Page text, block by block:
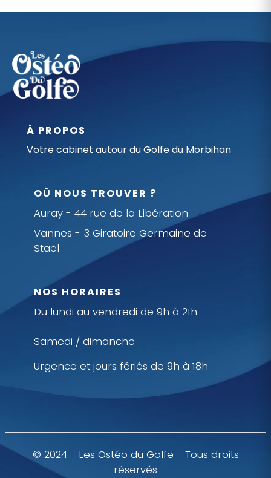
À PROPOS
Votre cabinet autour du Golfe du Morbihan
OÙ NOUS TROUVER ?
Auray - 44 rue de la Libération
Vannes - 3 Giratoire Germaine de
Staël
NOS HORAIRES
Du lundi au vendredi de 9h à 21h
Samedi / dimanche
Urgence et jours fériés de 9h à 18h
© 2024 - Les Ostéo du Golfe - Tous droits
réservés